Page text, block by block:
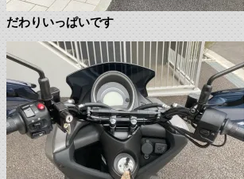
だわりいっぱいです